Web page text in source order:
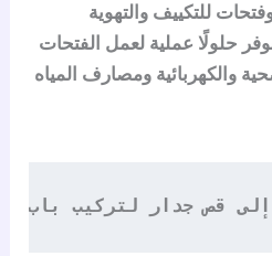
للتكييف والتهوية
حلولًا عملية لعمل الفتحات
والكهربائية ومصارف المياه
قص جدار لتركيب باب